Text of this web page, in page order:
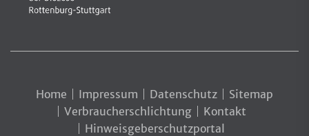
Home Impressum Datenschutz
Sitemap
Verbraucherschlichtung
Kontakt
Hinweisgeberschutzportal